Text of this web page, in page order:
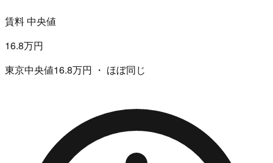
賃料 中央値
16.8万円
東京中央値16.8万円 ・ ほぼ同じ